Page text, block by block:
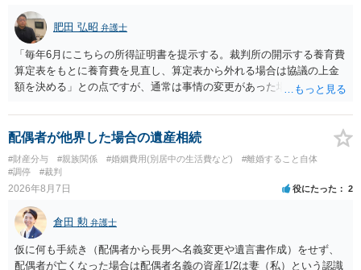
肥田 弘昭 弁護士
「毎年6月にこちらの所得証明書を提示する。裁判所の開示する養育費
算定表をもとに養育費を見直し、算定表から外れる場合は協議の上金
額を決める」との点ですが、通常は事情の変更があった場合に変更し
来なかった事情の変更により双方協議の上増減出来る」と「通知義務
に勤務先」が含まれているので、私に収入が入った事は相手に通知が
行く事になり、上記のような文言が無くても養育費の見直しは適宜出
来るかと思うのですが違うのでしょうか？との点はそのとおりかと思
います。養育費は事情の変更があった場合に変更するので毎年見直す
配偶者が他界した場合の遺産相続
#財産分与 #親族関係 #婚姻費用(別居中の生活費など)
#離婚すること自体
#調停
#裁判
2026年8月7日 役にたった 2
倉田 勲 弁護士
仮に何も手続き（配偶者から長男へ名義変更や遺言書作成）をせず、
配偶者が亡くなった場合は配偶者名義の資産1/2は妻（私）という認識